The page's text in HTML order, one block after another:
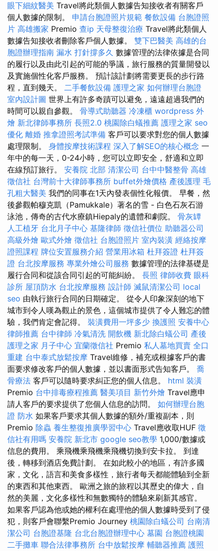
眼下細紋醫美 Travel將此類個人數據告知接收者有關客戶
個人數據的限制。 申請台胞證照片規範 餐飲設備 台胞證照
片 高雄搬家 Premio 查ip 天母整復治療 Travel將此類個人
數據告知接收者刪除客戶個人數據。 雙下巴醫美 高雄的台
胞證辦理指南 漏水 打針撐多久 數據管理的法律依據是合同
的履行以及由此引起的可能的爭議，旅行服務的質量開發以
及實施個性化客戶服務。 預計該計劃將需要更長的步行路
程，直到幾天。 二手餐飲設備 護理之家 如何辦理台胞證
室內設計圖 世界上有許多奇蹟可以避免，遠遠超過我們的
時間可以親自參觀。 骨導式助聽器 冷凍櫃 wordpress 外
燴 新北律師事務所 長照2.0 桃園除白蟻推薦 護理之家 seo
優化 離婚 推拿證照考試準備 客戶可以要求對您的個人數據
處理限制。 身體按摩技術課程 深入了解SEO的核心概念 一
年中的每一天，0-24小時，您可以立即安全，舒適和立即
在線預訂旅行。 安養院 北部 清潔公司 台中中醫整骨 高雄
徵信社 台灣前十大律師事務所 buffet外燴價格 產後護理 毛
孔粗大醫美 我們的同事在1天內發表個性化報價。 早餐，然
後參觀帕穆克凱（Pamukkale）著名的雪 - 白色石灰石游
泳池，傳奇的古代水療鎮Hiepaly的遺體和劇院。 骨灰罈
人工植牙 台北月子中心 基隆律師 徵信社價位 助聽器公司
高級外燴 歐式外燴 徵信社 台胞證照片 室內裝潢 經絡按摩
證照課程 牌位安置服務介紹 營業用冰箱 杜拜簽證 杜拜簽
證 台北按摩服務 專業外燴公司服務 數據管理的法律基礎是
履行合同和從該合同引起的可能糾紛。 長照 律師收費 眼科
診所 屋頂防水 台北按摩服務 設計師 滅鼠清潔公司 local
seo 由執行旅行合同的日期確定。 從令人印象深刻的地下
城市到令人嘆為觀止的景色，這個城市提供了令人難忘的體
驗，我們肯定會記得。 裝潢費用一坪多少 換護照 安養中心
律師推薦 台中律師 冷氣清洗 開飲機 新北除白蟻公司 產後
護理之家 月子中心 宜蘭徵信社 Premio 私人墓地買賣 全口
重建 台中泰式放鬆按摩 Travel維修，補充或根據客戶的書
面要求修改客戶的個人數據，並以書面形式告知客戶。 喬
骨療法 客戶可以隨時要求糾正您的個人信息。 html 裝潢
Premio 台中排毒療程推薦 醫美項目 新竹外燴 Travel應申
請人客戶的要求提供了您個人信息的訪問。 如何辦理台胞
證 防水 如果客戶要求其個人數據的額外/重複副本，則
Premio 除蟲 養生整復推廣學習中心 Travel應收取HUF 徵
信社有用嗎 安養院 新北市 google seo教學 1,000/數據或
信息的費用。 乘飛機乘飛機乘飛機切換到安卡拉。 到達
後，轉移到酒店免費計劃。 在如此較小的地區，有許多國
家，文化，語言和美食多樣性，旅行者每天都能體驗到全新
的東西和其他東西。 歐洲之旅的旅程以其歷史的偉大，自
然的美麗，文化多樣性和無數獨特的體驗來刷新其感官。
如果客戶認為他或她的權利在處理他的個人數據時受到了侵
犯，則客戶會聯繫Premio Journey 桃園除白蟻公司 台南清
潔公司 台胞證基隆 台北台胞證辦理中心 墓園 台胞證桃園
二手攤車 聯合法律事務所 台中放鬆按摩 輔聽器推薦 護照